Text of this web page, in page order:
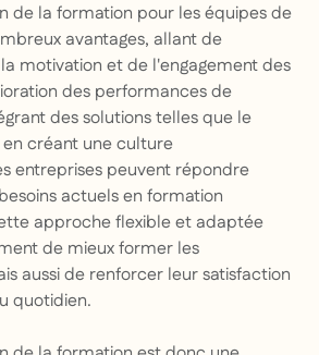
de la formation pour les équipes de
avantages, allant de
motivation et de l'engagement des
des performances de
des solutions telles que le
créant une culture
entreprises peuvent répondre
actuels en formation
approche flexible et adaptée
de mieux former les
aussi de renforcer leur satisfaction
quotidien.